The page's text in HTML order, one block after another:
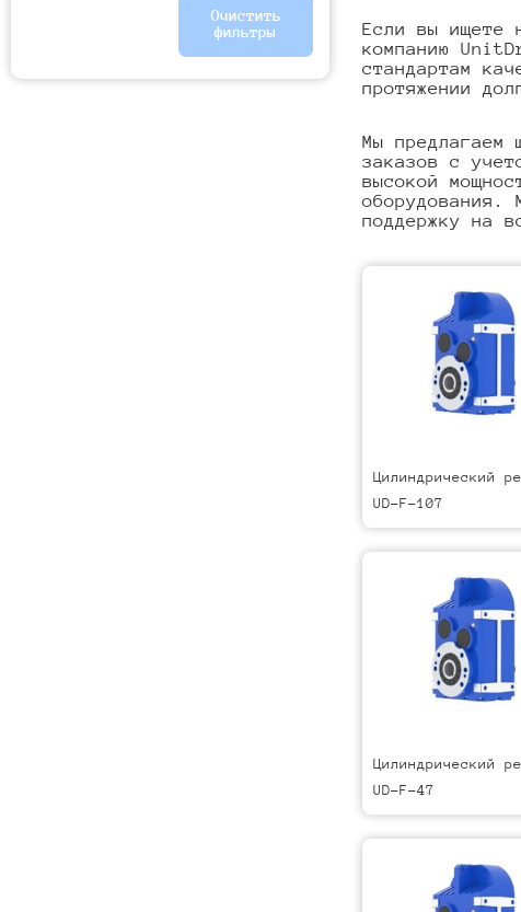
Очистить
фильтры
Если вы ищете
компанию
стандартам
протяжении
Мы предлагаем
заказов с
высокой
оборудования.
поддержку на
Цилиндрический
UD-F-107
Цилиндрический
UD-F-47